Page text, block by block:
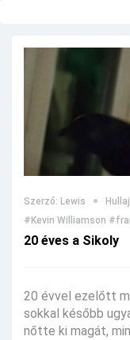
Szerző: Lewis
#Kevin Williamson
20 éves a Sikoly
20 évvel ezelőtt
sokkal később
nőtte ki magát,